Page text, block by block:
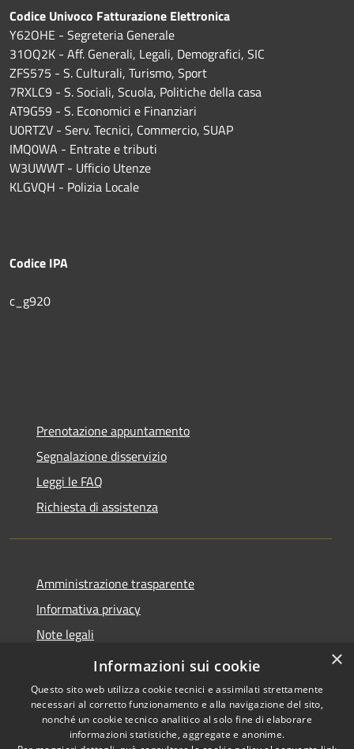
Codice Univoco Fatturazione Elettronica
Y62OHE - Segreteria Generale
31OQ2K - Aff. Generali, Legali, Demografici, SIC
ZFS575 - S. Culturali, Turismo, Sport
7RXLC9 - S. Sociali, Scuola, Politiche della casa
AT9G59 - S. Economici e Finanziari
U0RTZV - Serv. Tecnici, Commercio, SUAP
IMQ0WA - Entrate e tributi
W3UWWT - Ufficio Utenze
KLGVQH - Polizia Locale
Codice IPA
c_g920
Prenotazione appuntamento
Segnalazione disservizio
Leggi le FAQ
Richiesta di assistenza
Amministrazione trasparente
Informativa privacy
Note legali
Dichiarazione di accessibilità
Copyright © 2026 • Comune di
×
Informazioni sui cookie
Questo sito web utilizza cookie tecnici e assimilati strettamente
necessari al corretto funzionamento e alla navigazione del sito,
nonché un cookie tecnico analitico al solo fine di elaborare
informazioni statistiche, aggregate e anonime.